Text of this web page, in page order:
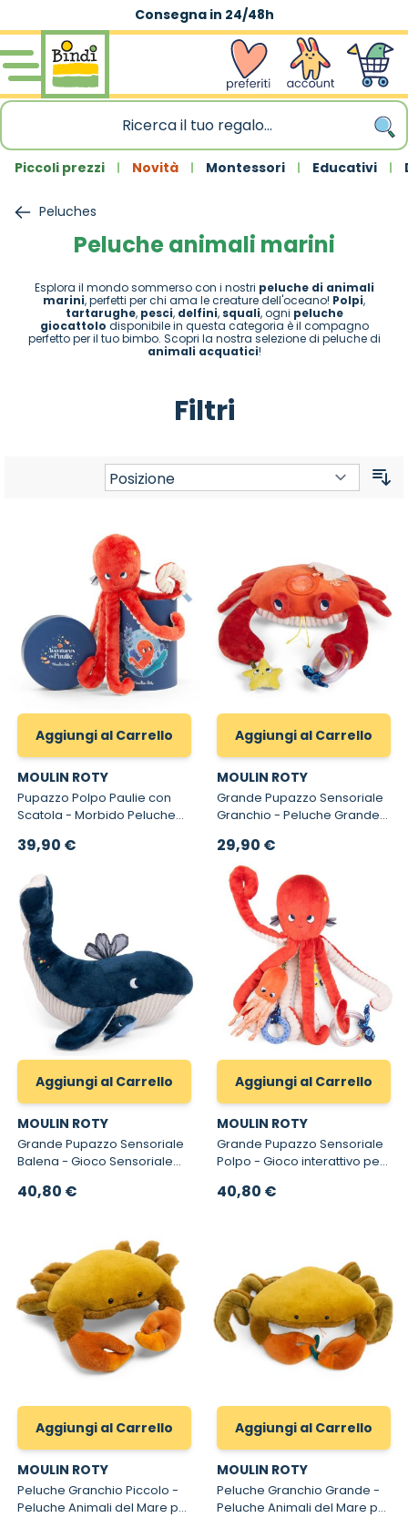
Consegna in 24/48h
Salta al contenuto
wishlist Account Carrello
Piccoli prezzi Novità Montessori Educativi
Peluches
Peluche animali marini
Esplora il mondo sommerso con i nostri peluche di animali
marini, perfetti per chi ama le creature dell'oceano! Polpi,
tartarughe, pesci, delfini, squali, ogni peluche
giocattolo disponibile in questa categoria è il compagno
perfetto per il tuo bimbo. Scopri la nostra selezione di peluche di
animali acquatici!
Filtri
Aggiungi al Carrello
MOULIN ROTY
Pupazzo Polpo Paulie con
Scatola - Morbido Peluche
Regalo
39,90 €
Aggiungi al Carrello
MOULIN ROTY
Grande Pupazzo Sensoriale
Granchio - Peluche Grande
de Paulie
29,90 €
Aggiungi al Carrello
MOULIN ROTY
Grande Pupazzo Sensoriale
Balena - Gioco Sensoriale
40,80 €
Aggiungi al Carrello
MOULIN ROTY
Grande Pupazzo Sensoriale
Polpo - Gioco interattivo per
40,80 €
Aggiungi al Carrello
MOULIN ROTY
Peluche Granchio Piccolo -
Peluche Animali del Mare per
Aggiungi al Carrello
MOULIN ROTY
Peluche Granchio Grande -
Peluche Animali del Mare per